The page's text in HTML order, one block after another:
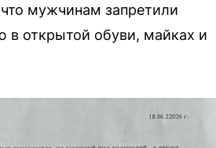
что мужчинам запретили
в открытой обуви, майках и